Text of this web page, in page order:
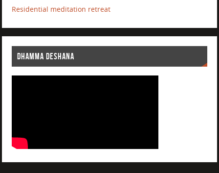
Residential meditation retreat
DHAMMA DESHANA